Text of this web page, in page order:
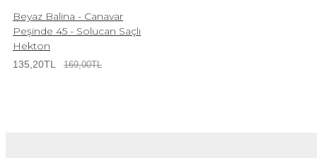
Beyaz Balina - Canavar
Peşinde 45 - Solucan Saçlı
Hekton
135,20TL 169,00TL